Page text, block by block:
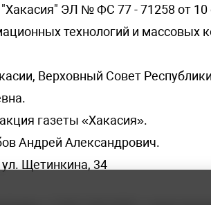
ЭЛ № ФС 77 - 71258 от 10
технологий и массовых
Верховный Совет
газеты «Хакасия».
Андрей Александрович.
ул. Щетинкина, 34